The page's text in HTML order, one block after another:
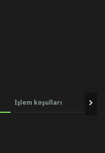
İşlem koşulları